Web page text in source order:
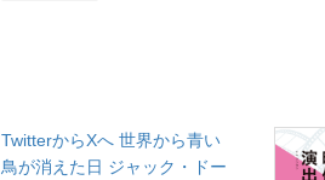
TwitterからXへ 世界から青い
鳥が消えた日 ジャック・ドー